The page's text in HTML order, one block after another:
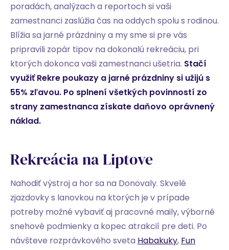
poradách, analýzach a reportoch si vaši
zamestnanci zaslúžia čas na oddych spolu s rodinou.
Blížia sa jarné prázdniny a my sme si pre vás
pripravili zopár tipov na dokonalú rekreáciu, pri
ktorých dokonca vaši zamestnanci ušetria. Stačí
využiť Rekre poukazy a jarné prázdniny si užijú s
55% zľavou. Po splnení všetkých povinností zo
strany zamestnanca získate daňovo oprávnený
náklad.
Rekreácia na Liptove
Nahodiť výstroj a hor sa na Donovaly. Skvelé
zjazdovky s lanovkou na ktorých je v prípade
potreby možné vybaviť aj pracovné maily, výborné
snehové podmienky a kopec atrakcií pre deti. Po
návšteve rozprávkového sveta Habakuky, Fun